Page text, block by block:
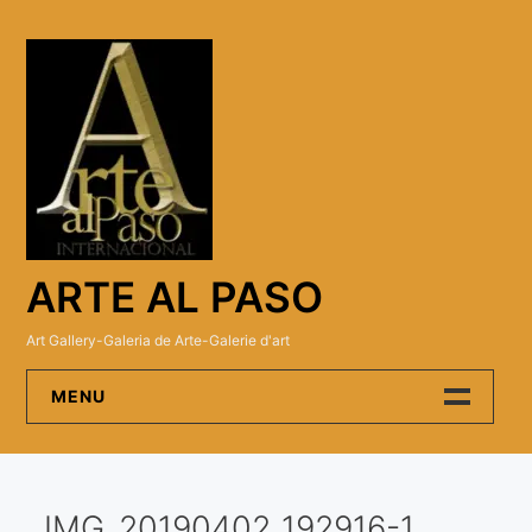
ARTE AL PASO
Art Gallery-Galeria de Arte-Galerie d'art
MENU
Artistas